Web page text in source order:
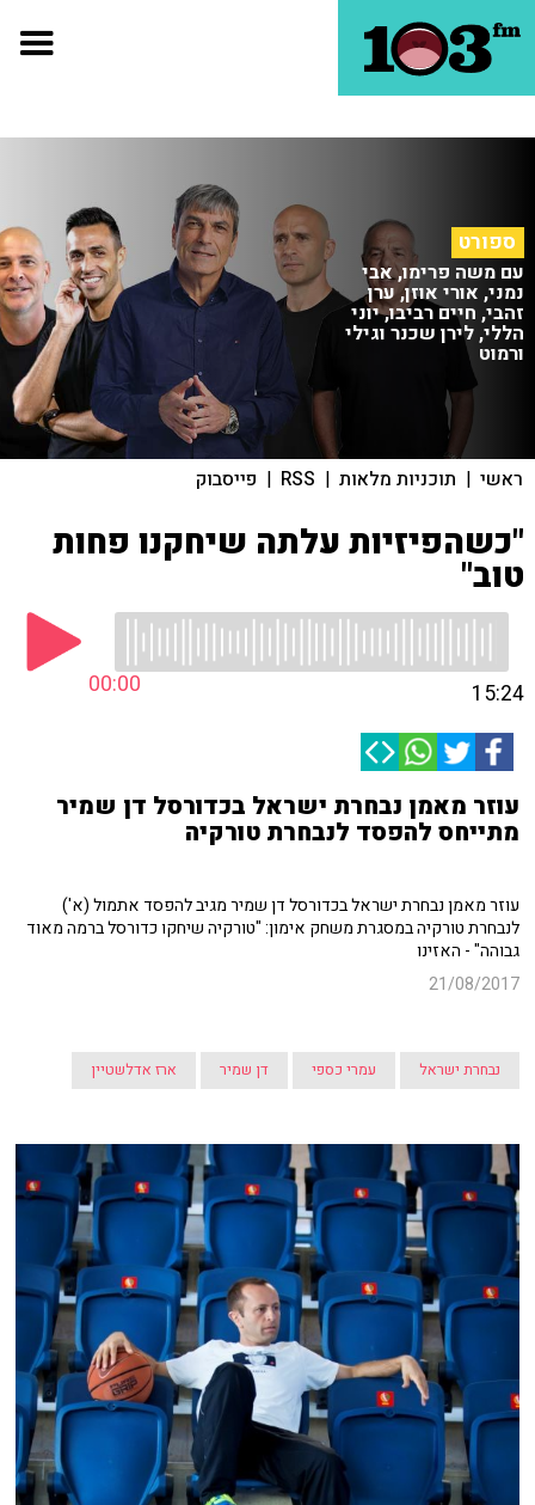
ספורט
עם משה פרימו, אבי
נמני, אורי אוזן, ערן
זהבי, חיים רביבו, יוני
הללי, לירן שכנר וגילי
ורמוט
ראשי | תוכניות מלאות |
RSS
| פייסבוק
"כשהפיזיות עלתה שיחקנו פחות
טוב"
00:00 15:24
עוזר מאמן נבחרת ישראל בכדורסל דן שמיר
מתייחס להפסד לנבחרת טורקיה
עוזר מאמן נבחרת ישראל בכדורסל דן שמיר מגיב להפסד אתמול (א')
לנבחרת טורקיה במסגרת משחק אימון: "טורקיה שיחקו כדורסל ברמה מאוד
גבוהה" - האזינו
21/08/2017
נבחרת ישראל עמרי כספי דן שמיר ארז אדלשטיין